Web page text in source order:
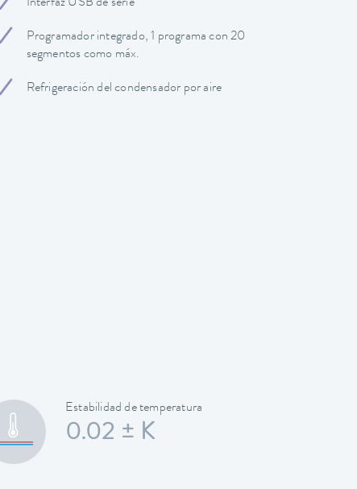
Interfaz USB de serie
Programador integrado, 1 programa con 20
segmentos como máx.
Refrigeración del condensador por aire
Estabilidad de temperatura
0.02 ± K